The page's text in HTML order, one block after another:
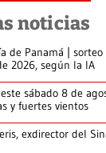
noticias
de Panamá | sorteo
2026, según la IA
sábado 8 de
y fuertes vientos
exdirector del